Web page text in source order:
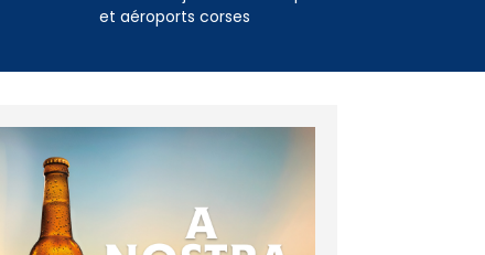
et aéroports corses